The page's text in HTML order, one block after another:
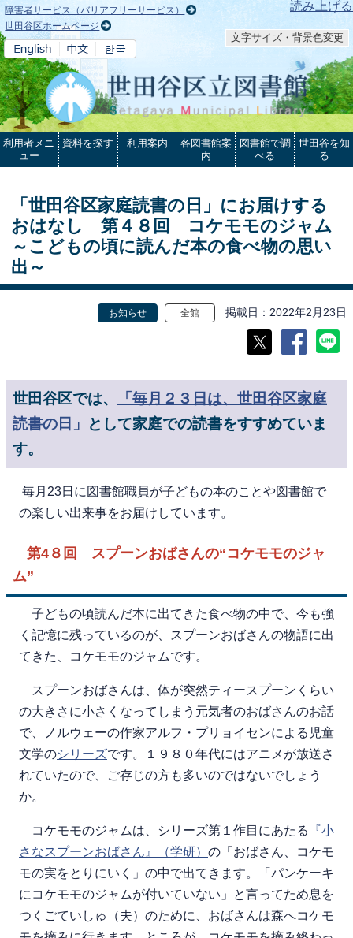
本文へ 読み上げる
障害者サービス（バリアフリーサービス）
世田谷区ホームページ
文字サイズ・背景色変更
利用者メニ
ュー
資料を探す 利用案内
各図書館案
内
図書館で調
べる
世田谷を知
る
「世田谷区家庭読書の日」にお届けする
おはなし 第４８回 コケモモのジャム
～こどもの頃に読んだ本の食べ物の思い
出～
お知らせ 全館 掲載日 2022年2月23日
世田谷区では、
「毎月２３日は、世田谷区家庭
読書の日」
として家庭での読書をすすめていま
す。
毎月23日に図書館職員が子どもの本のことや図書館で
の楽しい出来事をお届けしています。
第4８回 スプーンおばさんの“コケモモのジャ
ム”
子どもの頃読んだ本に出てきた食べ物の中で、今も強
く記憶に残っているのが、スプーンおばさんの物語に出
てきた、コケモモのジャムです。
スプーンおばさんは、体が突然ティースプーンくらい
の大きさに小さくなってしまう元気者のおばさんのお話
で、ノルウェーの作家アルフ・プリョイセンによる児童
文学のシリーズです。１９８０年代にはアニメが放送さ
れていたので、ご存じの方も多いのではないでしょう
か。
コケモモのジャムは、シリーズ第１作目にあたる
『小
さなスプーンおばさん』（学研） の「おばさん、コケモ
モの実をとりにいく」の中で出てきます。「パンケーキ
にコケモモのジャムが付いていない」と言ってため息を
つくごていしゅ（夫）のために、おばさんは森へコケモ